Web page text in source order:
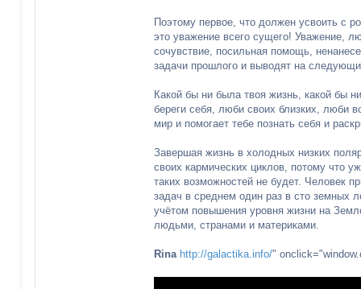
Поэтому первое, что должен усвоить с
это уважение всего сущего! Уважение,
сочувствие, посильная помощь,
задачи прошлого и выводят на
Какой бы ни была твоя жизнь, какой бы
береги себя, люби своих близких, люби
мир и помогает тебе познать себя и
Завершая жизнь в холодных низких
своих кармических циклов, потому что
таких возможностей не будет. Человек
задач в среднем один раз в сто земных
учётом повышения уровня жизни на
людьми, странами и материками.
Rina http://galactika.info/"